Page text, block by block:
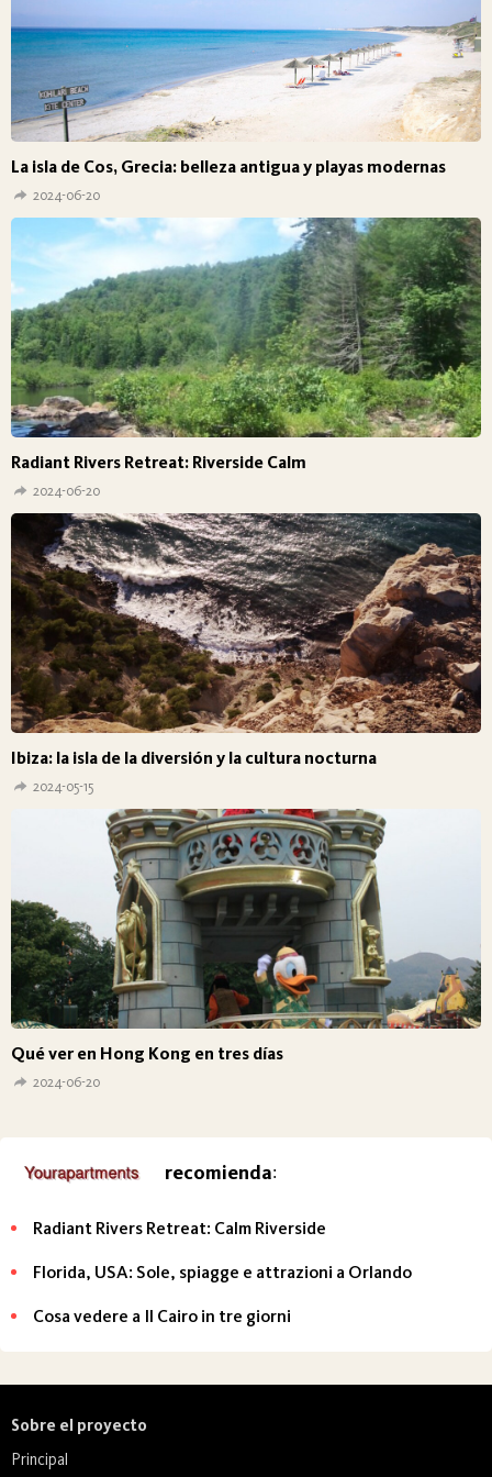
La isla de Cos, Grecia: belleza antigua y playas modernas
2024-06-20
Radiant Rivers Retreat: Riverside Calm
2024-06-20
Ibiza: la isla de la diversión y la cultura nocturna
2024-05-15
Qué ver en Hong Kong en tres días
2024-06-20
recomienda:
Radiant Rivers Retreat: Calm Riverside
Florida, USA: Sole, spiagge e attrazioni a Orlando
Cosa vedere a Il Cairo in tre giorni
Sobre el proyecto
Principal